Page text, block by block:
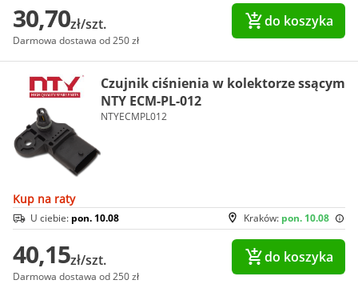
30,70zł/szt.
Darmowa dostawa od 250 zł
do koszyka
Czujnik ciśnienia w kolektorze ssącym
NTY ECM-PL-012
NTYECMPL012
Kup na raty
Kraków: pon. 10.08
U ciebie: pon. 10.08
40,15zł/szt.
Darmowa dostawa od 250 zł
do koszyka